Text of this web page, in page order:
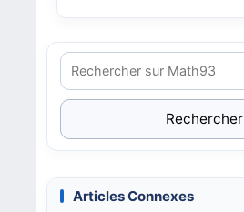
Rechercher
Articles Connexes